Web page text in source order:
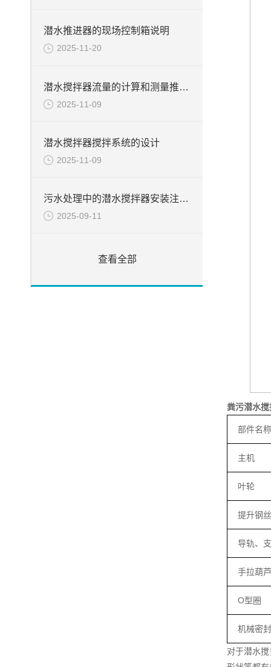
潜水推进器的现场控制箱说明
2025-11-20
潜水搅拌器流量的计算和测量推力的试验台介绍
2025-11-09
潜水搅拌器搅拌系统的设计
2025-11-09
污水处理中的潜水搅拌器安装注意事项
2025-09-11
查看全部
粪污潜水
部件名称
主机
叶轮
提升钢
导轨、
手拉葫芦
O型圈
机械密封
对于潜水